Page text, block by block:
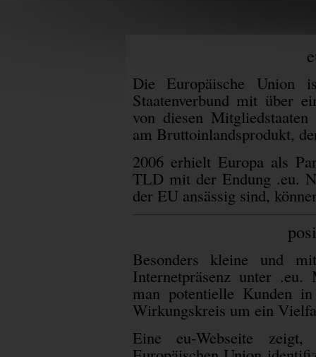
Die Europäische Union
Staatenverbund mit über
von diesen
am Bruttoinlandsprodukt,
2006 erhielt Europa als
TLD mit der Endung .eu.
der EU ansässig sind,
Besonders kleine und
Internetpräsenz unter
man potentielle Kunden
Wirkungskreis um ein
Eine eu-Webseite